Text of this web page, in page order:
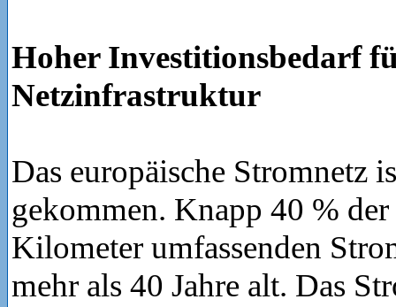
Hoher Investitionsbedarf
Netzinfrastruktur
Das europäische Stromnetz
gekommen. Knapp 40 %
Kilometer umfassenden
mehr als 40 Jahre alt. Das